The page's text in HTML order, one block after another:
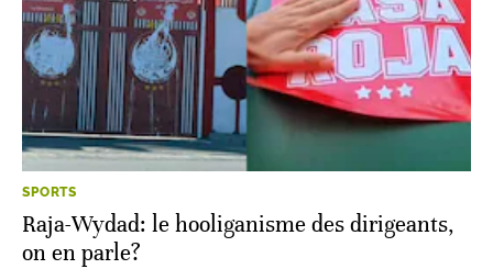
SPORTS
Raja-Wydad: le hooliganisme des dirigeants,
on en parle?